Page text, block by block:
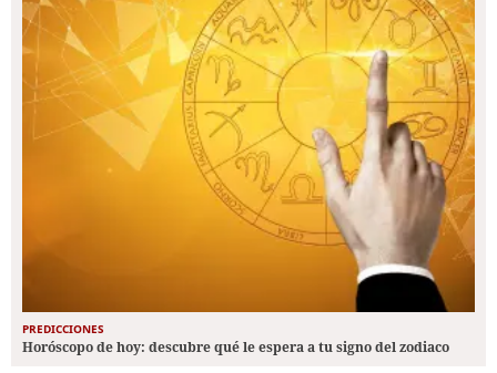
PREDICCIONES
Horóscopo de hoy: descubre qué le espera a tu signo del zodiaco